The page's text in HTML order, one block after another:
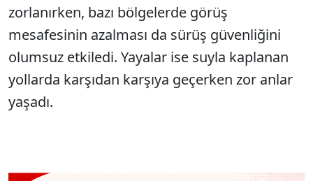
zorlanırken, bazı bölgelerde görüş
mesafesinin azalması da sürüş güvenliğini
olumsuz etkiledi. Yayalar ise suyla kaplanan
yollarda karşıdan karşıya geçerken zor anlar
yaşadı.